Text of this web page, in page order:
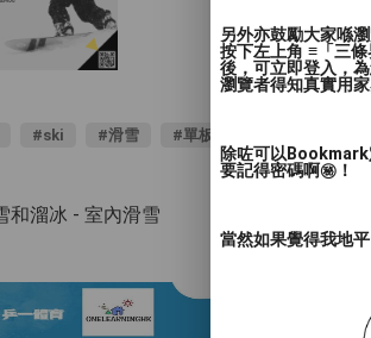
#ski #滑雪 #單板
和溜冰 - 室內滑雪
另外亦鼓勵大家喺
按下左上角 ≡「三
後，可立即登入，
瀏覽者得知真實用家
除咗可以
要記得密碼啊㊙️！
當然如果覺得我地